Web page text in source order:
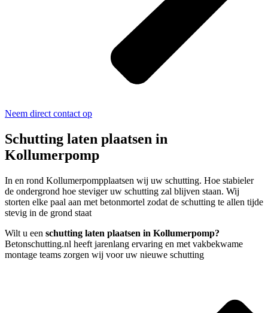
Neem direct contact op
Schutting laten plaatsen in
Kollumerpomp
In en rond Kollumerpompplaatsen wij uw schutting. Hoe stabieler
de ondergrond hoe steviger uw schutting zal blijven staan. Wij
storten elke paal aan met betonmortel zodat de schutting te allen tijde
stevig in de grond staat
Wilt u een schutting laten plaatsen in Kollumerpomp?
Betonschutting.nl heeft jarenlang ervaring en met vakbekwame
montage teams zorgen wij voor uw nieuwe schutting